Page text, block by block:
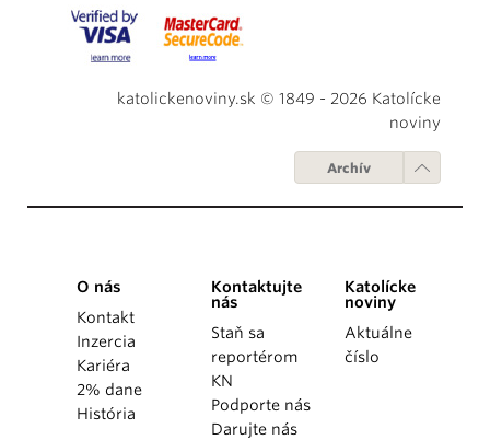
katolickenoviny.sk © 1849 - 2026 Katolícke
noviny
Archív
O nás
Kontakt
Inzercia
Kariéra
2% dane
História
Kontaktujte
nás
Staň sa
reportérom
KN
Podporte nás
Darujte nás
Katolícke
noviny
Aktuálne
číslo